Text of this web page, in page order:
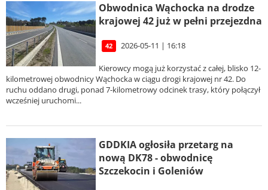
Obwodnica Wąchocka na drodze
krajowej 42 już w pełni przejezdna
42 2026-05-11 | 16:18
Kierowcy mogą już korzystać z całej, blisko 12-
kilometrowej obwodnicy Wąchocka w ciągu drogi krajowej nr 42. Do
ruchu oddano drugi, ponad 7-kilometrowy odcinek trasy, który połączył
wcześniej uruchomi...
GDDKIA ogłosiła przetarg na
nową DK78 - obwodnicę
Szczekocin i Goleniów